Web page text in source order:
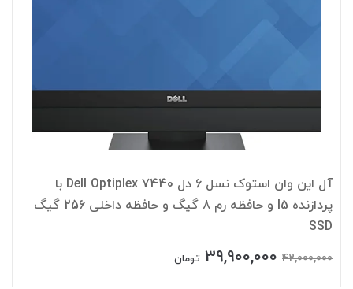
آل این وان استوک نسل 6 دل Dell Optiplex 7440 با
پردازنده I5 و حافظه رم 8 گیگ و حافظه داخلی 256 گیگ
SSD
42,000,000
39,900,000 تومان